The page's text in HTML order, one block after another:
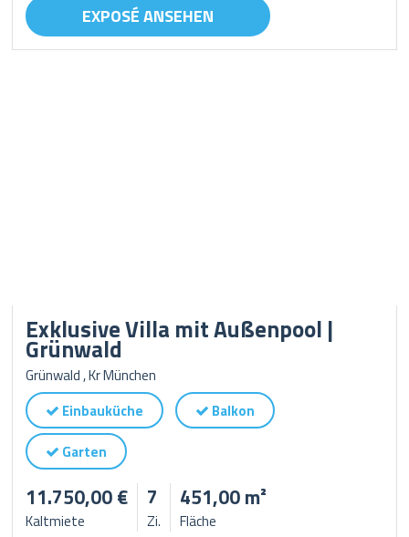
EXPOSÉ ANSEHEN
Exklusive Villa mit Außenpool |
Grünwald
Grünwald , Kr München
Einbauküche
Balkon
Garten
11.750,00 €
Kaltmiete
7
Zi.
451,00 m²
Fläche